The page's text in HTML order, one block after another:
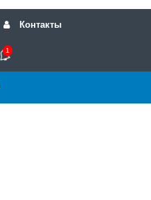
Контакты
1